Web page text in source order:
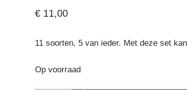
€ 11,00
11 soorten, 5 van ieder. Met deze set
Op voorraad